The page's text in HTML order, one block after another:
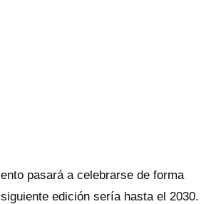
pasará a celebrarse de forma
edición sería hasta el 2030.